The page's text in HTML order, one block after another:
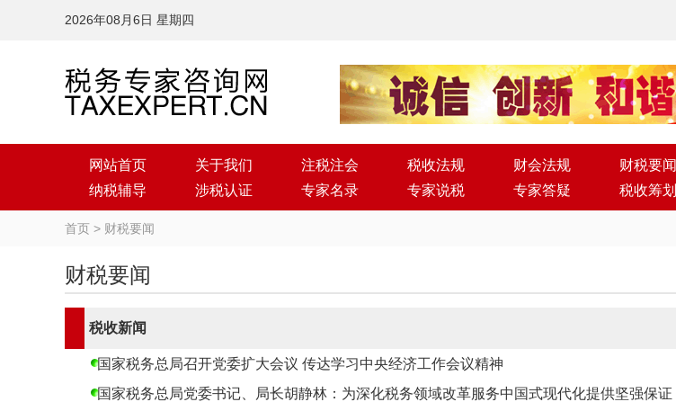
2026年08月6日 星期四
网站首页 关于我们 注税注会 税收法规 财会法规 财税要闻
纳税辅导
涉税认证 专家名录 专家说税 专家答疑 税收筹划
首页 > 财税要闻
财税要闻
税收新闻
国家税务总局召开党委扩大会议 传达学习中央经济工作会议精神
国家税务总局党委书记、局长胡静林：为深化税务领域改革服务中国式现代化提供坚强保证